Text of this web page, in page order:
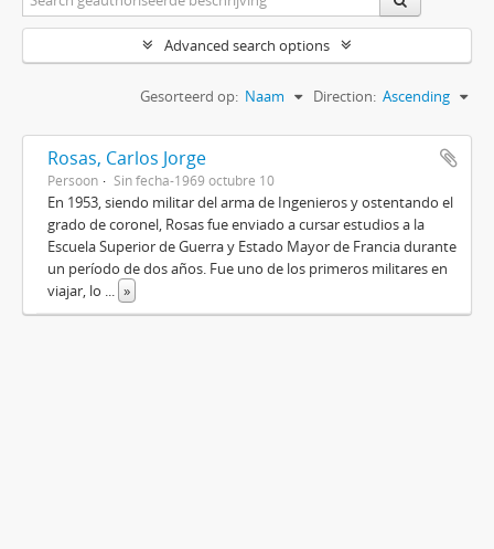
Advanced search options
Gesorteerd op: Naam Direction: Ascending
Rosas, Carlos Jorge
Persoon Sin fecha-1969 octubre 10
En 1953, siendo militar del arma de Ingenieros y ostentando el
grado de coronel, Rosas fue enviado a cursar estudios a la
Escuela Superior de Guerra y Estado Mayor de Francia durante
un período de dos años. Fue uno de los primeros militares en
viajar, lo ... »